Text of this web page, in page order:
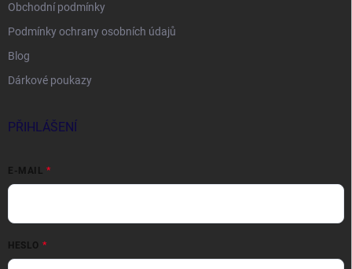
Obchodní podmínky
Podmínky ochrany osobních údajů
Blog
Dárkové poukazy
PŘIHLÁŠENÍ
E-MAIL
HESLO